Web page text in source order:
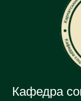
Щиро
кафедри
роботи
літньої
Доцентка
Сабат –
Кафедра